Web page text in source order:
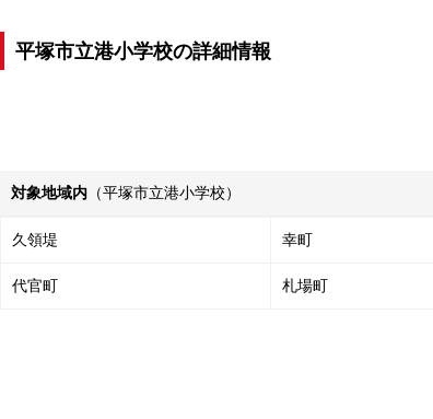
平塚市立港小学校の詳細情報
対象地域内 （平塚市立港小学校）
久領堤 幸町
代官町 札場町